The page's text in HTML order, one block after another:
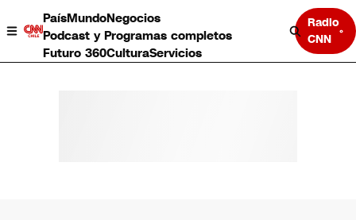
PaísMundoNegocios
Podcast y Programas completos
Futuro 360CulturaServicios
Radio
CNN